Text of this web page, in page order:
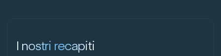
I nostri recapiti